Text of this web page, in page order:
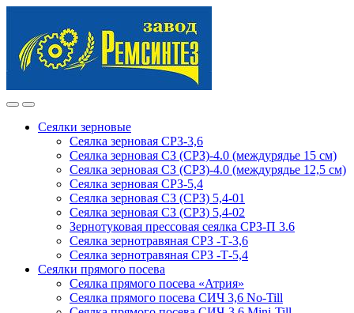
navigation
content
Сеялки зерновые
Сеялка зерновая СРЗ-3,6
Сеялка зерновая СЗ (СРЗ)-4.0 (междурядье 15 см)
Сеялка зерновая СЗ (СРЗ)-4.0 (междурядье 12,5 см)
Сеялка зерновая СРЗ-5,4
Сеялка зерновая СЗ (СРЗ) 5,4-01
Сеялка зерновая СЗ (СРЗ) 5,4-02
Зернотуковая прессовая сеялка СРЗ-П 3.6
Сеялка зернотравяная СРЗ -Т-3,6
Сеялка зернотравяная СРЗ -Т-5,4
Сеялки прямого посева
Сеялка прямого посева «Атрия»
Сеялка прямого посева СИЧ 3,6 No-Till